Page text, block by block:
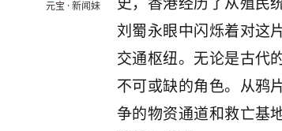
元宝 · 新闻妹
刘蜀永眼中闪烁着对这
交通枢纽。无论是古代
不可或缺的角色。从鸦
争的物资通道和救亡基